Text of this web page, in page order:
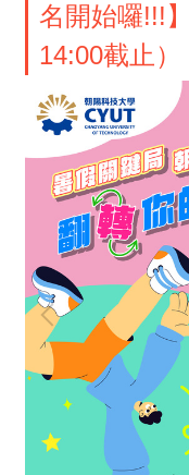
名開始囉!!!
14:00截止）